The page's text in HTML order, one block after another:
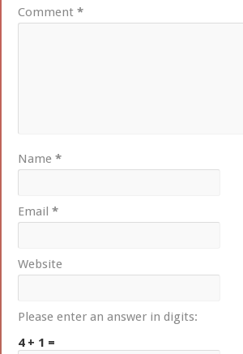
Comment*
Name*
Email*
Website
Please enter an answer in digits:
4 + 1 =